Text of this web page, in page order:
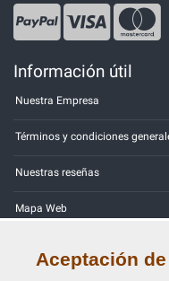
Información útil
Nuestra Empresa
Términos y condiciones
Nuestras reseñas
Mapa Web
Aceptación